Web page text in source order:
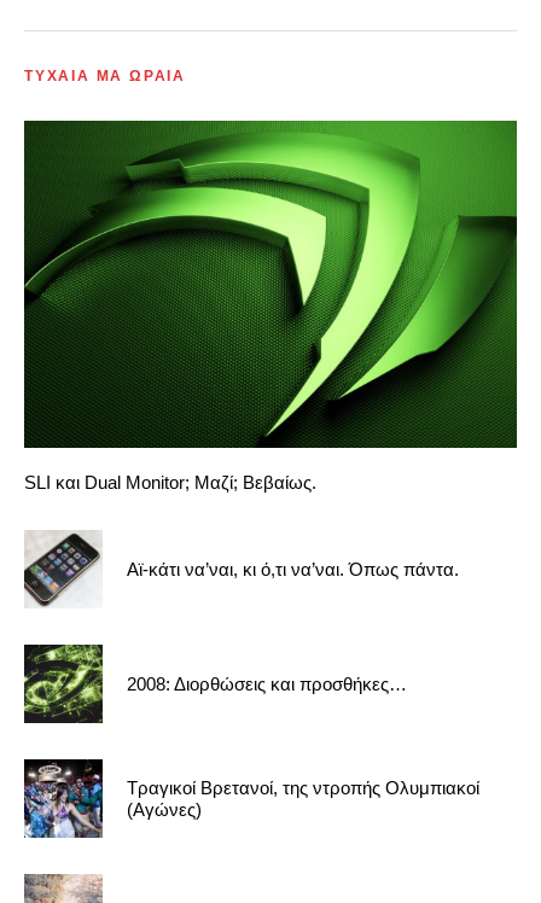
ΤΥΧΑΙΑ ΜΑ ΩΡΑΙΑ
SLI και Dual Monitor; Μαζί; Βεβαίως.
Αϊ-κάτι να’ναι, κι ό,τι να’ναι. Όπως πάντα.
2008: Διορθώσεις και προσθήκες…
Τραγικοί Βρετανοί, της ντροπής Ολυμπιακοί
(Αγώνες)